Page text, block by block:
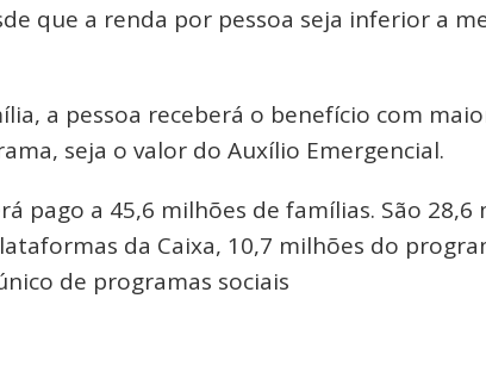
que a renda por pessoa seja inferior a
a pessoa receberá o benefício com
seja o valor do Auxílio Emergencial.
pago a 45,6 milhões de famílias. São 28,6
da Caixa, 10,7 milhões do
de programas sociais